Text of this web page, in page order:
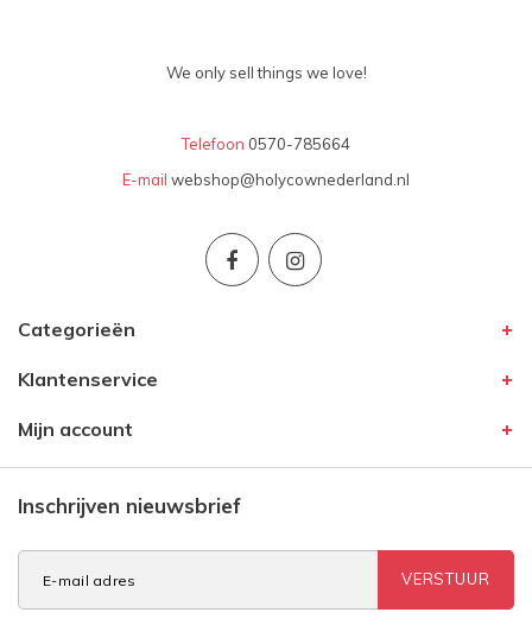
We only sell things we love!
Telefoon 0570-785664
E-mail webshop@holycownederland.nl
Categorieën
Klantenservice
Mijn account
Inschrijven nieuwsbrief
VERSTUUR